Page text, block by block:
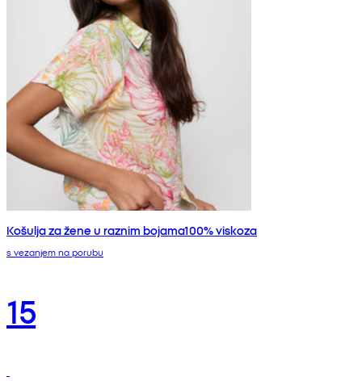
Košulja za žene u raznim bojama100% viskoza
s vezanjem na porubu
15